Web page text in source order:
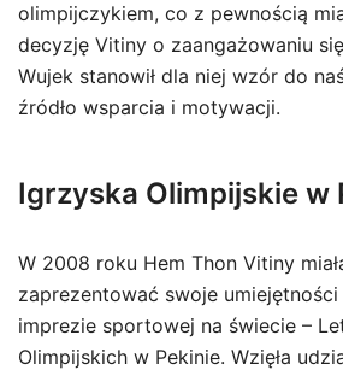
olimpijczykiem, co z pewnością
decyzję Vitiny o zaangażowaniu
Wujek stanowił dla niej wzór do
źródło wsparcia i motywacji.
Igrzyska Olimpijskie w
W 2008 roku Hem Thon Vitiny
zaprezentować swoje
imprezie sportowej na świecie –
Olimpijskich w Pekinie. Wzięła